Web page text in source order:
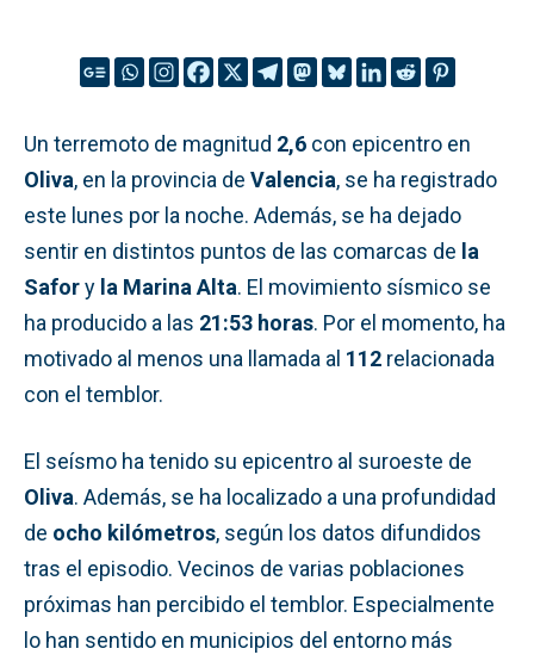
Un terremoto de magnitud 2,6 con epicentro en
Oliva, en la provincia de Valencia, se ha registrado
este lunes por la noche. Además, se ha dejado
sentir en distintos puntos de las comarcas de la
Safory la Marina Alta. El movimiento sísmico se
ha producido a las 21:53 horas. Por el momento, ha
motivado al menos una llamada al 112 relacionada
con el temblor.
El seísmo ha tenido su epicentro al suroeste de
Oliva. Además, se ha localizado a una profundidad
de ocho kilómetros, según los datos difundidos
tras el episodio. Vecinos de varias poblaciones
próximas han percibido el temblor. Especialmente
lo han sentido en municipios del entorno más